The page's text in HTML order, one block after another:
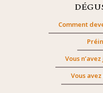
Comment
Vous
Vous